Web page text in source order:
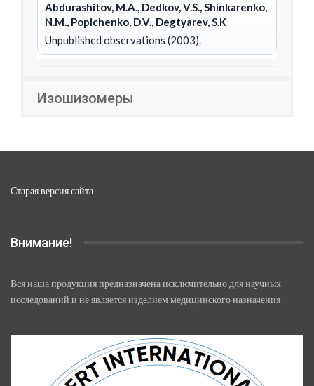
Abdurashitov, M.A., Dedkov, V.S., Shinkarenko,
N.M., Popichenko, D.V., Degtyarev, S.K
Unpublished observations (2003).
Изошизомеры
Старая версия сайта
Внимание!
Вся наша продукция предназначена исключительно для научных
исследований и не является изделием медицинского назначения